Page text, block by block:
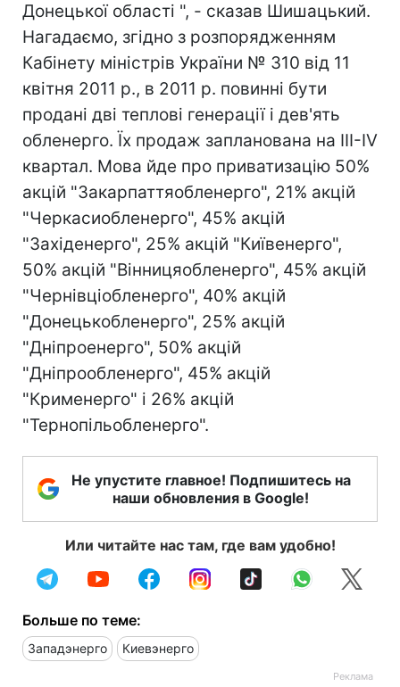
Донецької області ", - сказав Шишацький.
Нагадаємо, згідно з розпорядженням
Кабінету міністрів України № 310 від 11
квітня 2011 р., в 2011 р. повинні бути
продані дві теплові генерації і дев'ять
обленерго. Їх продаж запланована на III-IV
квартал. Мова йде про приватизацію 50%
акцій "Закарпаттяобленерго", 21% акцій
"Черкасиобленерго", 45% акцій
"Західенерго", 25% акцій "Київенерго",
50% акцій "Вінницяобленерго", 45% акцій
"Чернівціобленерго", 40% акцій
"Донецькобленерго", 25% акцій
"Дніпроенерго", 50% акцій
"Дніпрообленерго", 45% акцій
"Крименерго" і 26% акцій
"Тернопільобленерго".
Не упустите главное! Подпишитесь на
наши обновления в Google!
Или читайте нас там, где вам удобно!
Больше по теме:
Западэнерго Киевэнерго